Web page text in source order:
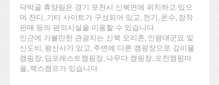
닥박골 휴양림은 경기 포천시 신북면에 위치하고 있으
며 잔디, 기타 사이트가 구성되어 있고, 전기, 온수, 장작
판매 등의 편의시설을 이용할 수 있습니다.
인근에 가볼만한 관광지는 신북 오리촌, 인평대군묘 및
신도비, 왕산사가 있고, 주변에 다른 캠핑장으로 깊이울
캠핑장, 딥포레스트캠핑장, 나무다 캠핑장, 포천캠핑마
을, 잭스캠프가 있습니다.